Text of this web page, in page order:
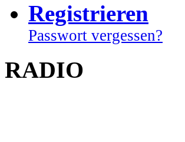
Registrieren
Passwort vergessen?
RADIO